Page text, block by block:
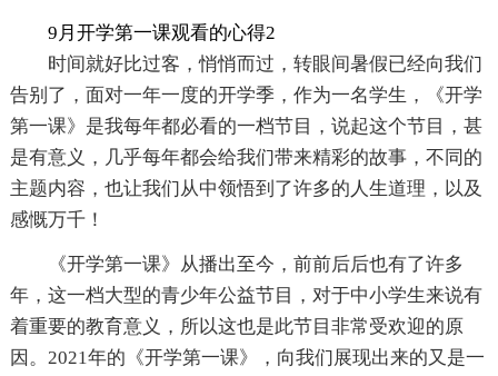
9月开学第一课观看的心得2
时间就好比过客，悄悄而过，转眼间暑假已经向我们
告别了，面对一年一度的开学季，作为一名学生，《开学
第一课》是我每年都必看的一档节目，说起这个节目，甚
是有意义，几乎每年都会给我们带来精彩的故事，不同的
主题内容，也让我们从中领悟到了许多的人生道理，以及
感慨万千！
《开学第一课》从播出至今，前前后后也有了许多
年，这一档大型的青少年公益节目，对于中小学生来说有
着重要的教育意义，所以这也是此节目非常受欢迎的原
因。2021年的《开学第一课》，向我们展现出来的又是一